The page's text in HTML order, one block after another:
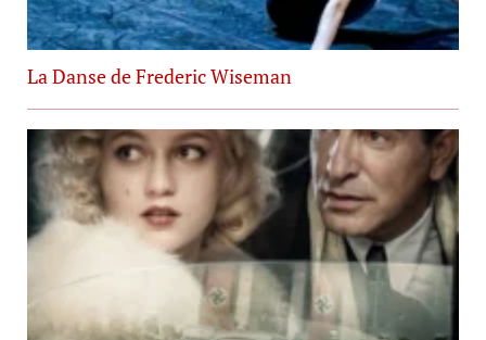
La Danse de Frederic Wiseman